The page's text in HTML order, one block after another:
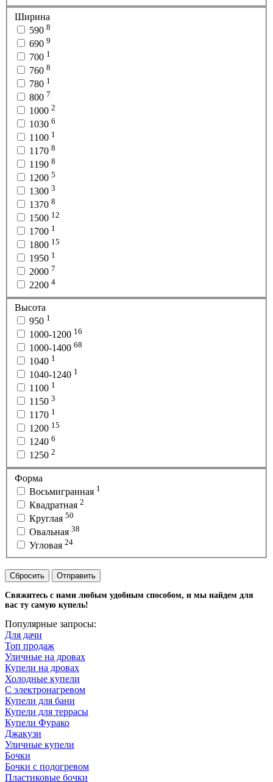
Ширина
590 8
690 9
700 1
760 8
780 1
800 7
1000 2
1030 6
1100 1
1170 8
1190 8
1200 5
1300 3
1370 8
1500 12
1700 1
1800 15
1950 1
2000 7
2200 4
Высота
950 1
1000-1200 16
1000-1400 68
1040 1
1040-1240 1
1100 1
1150 3
1170 1
1200 15
1240 6
1250 2
Форма
Восьмигранная 1
Квадратная 2
Круглая 50
Овальная 38
Угловая 24
Сбросить Отправить
Свяжитесь с нами любым удобным способом, и мы найдем для
вас ту самую купель!
Популярные запросы:
Для дачи
Топ продаж
Уличные на дровах
Купели на дровах
Холодные купели
С электронагревом
Купели для бани
Купели для террасы
Купели Фурако
Джакузи
Уличные купели
Бочки
Бочки с подогревом
Пластиковые бочки